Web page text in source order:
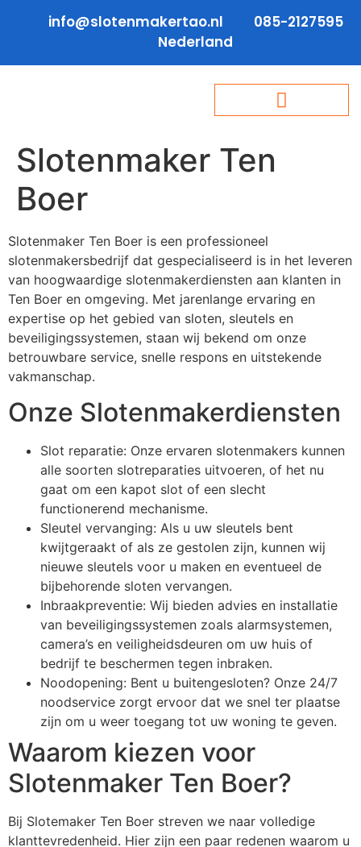
info@slotenmakertao.nl
085-2127595
Nederland
Slotenmaker Ten
Boer
Slotenmaker Ten Boer is een professioneel
slotenmakersbedrijf dat gespecialiseerd is in het leveren
van hoogwaardige slotenmakerdiensten aan klanten in
Ten Boer en omgeving. Met jarenlange ervaring en
expertise op het gebied van sloten, sleutels en
beveiligingssystemen, staan wij bekend om onze
betrouwbare service, snelle respons en uitstekende
vakmanschap.
Onze Slotenmakerdiensten
Slot reparatie: Onze ervaren slotenmakers kunnen
alle soorten slotreparaties uitvoeren, of het nu
gaat om een kapot slot of een slecht
functionerend mechanisme.
Sleutel vervanging: Als u uw sleutels bent
kwijtgeraakt of als ze gestolen zijn, kunnen wij
nieuwe sleutels voor u maken en eventueel de
bijbehorende sloten vervangen.
Inbraakpreventie: Wij bieden advies en installatie
van beveiligingssystemen zoals alarmsystemen,
camera’s en veiligheidsdeuren om uw huis of
bedrijf te beschermen tegen inbraken.
Noodopening: Bent u buitengesloten? Onze 24/7
noodservice zorgt ervoor dat we snel ter plaatse
zijn om u weer toegang tot uw woning te geven.
Waarom kiezen voor
Slotenmaker Ten Boer?
Bij Slotemaker Ten Boer streven we naar volledige
klanttevredenheid. Hier zijn een paar redenen waarom u